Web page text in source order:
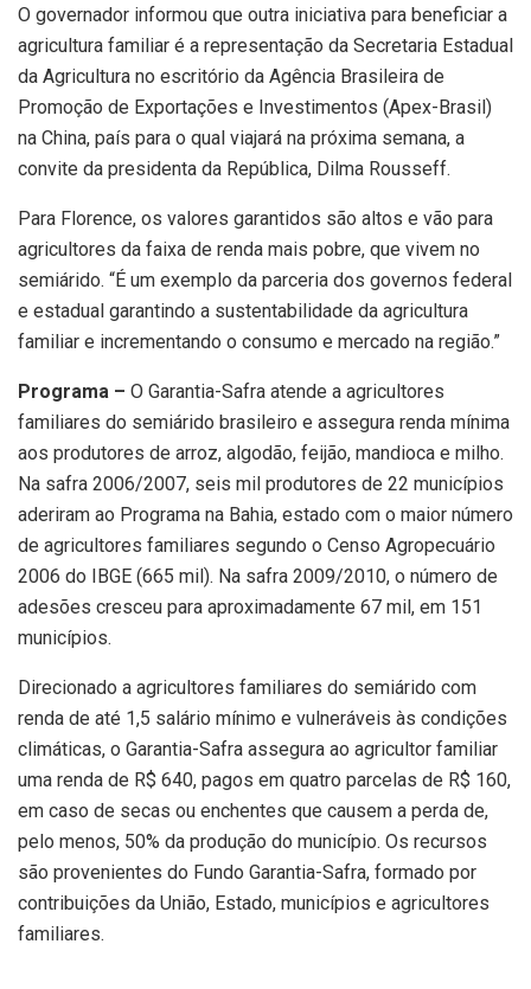
O governador informou que outra iniciativa para beneficiar a
agricultura familiar é a representação da Secretaria Estadual
da Agricultura no escritório da Agência Brasileira de
Promoção de Exportações e Investimentos (Apex-Brasil)
na China, país para o qual viajará na próxima semana, a
convite da presidenta da República, Dilma Rousseff.
Para Florence, os valores garantidos são altos e vão para
agricultores da faixa de renda mais pobre, que vivem no
semiárido. “É um exemplo da parceria dos governos federal
e estadual garantindo a sustentabilidade da agricultura
familiar e incrementando o consumo e mercado na região.”
Programa – O Garantia-Safra atende a agricultores
familiares do semiárido brasileiro e assegura renda mínima
aos produtores de arroz, algodão, feijão, mandioca e milho.
Na safra 2006/2007, seis mil produtores de 22 municípios
aderiram ao Programa na Bahia, estado com o maior número
de agricultores familiares segundo o Censo Agropecuário
2006 do IBGE (665 mil). Na safra 2009/2010, o número de
adesões cresceu para aproximadamente 67 mil, em 151
municípios.
Direcionado a agricultores familiares do semiárido com
renda de até 1,5 salário mínimo e vulneráveis às condições
climáticas, o Garantia-Safra assegura ao agricultor familiar
uma renda de R$ 640, pagos em quatro parcelas de R$ 160,
em caso de secas ou enchentes que causem a perda de,
pelo menos, 50% da produção do município. Os recursos
são provenientes do Fundo Garantia-Safra, formado por
contribuições da União, Estado, municípios e agricultores
familiares.